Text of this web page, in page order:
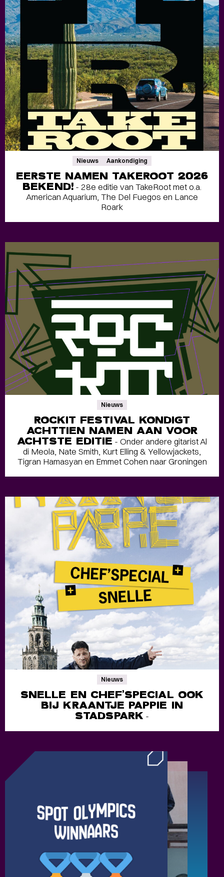
Nieuws Aankondiging
EERSTE NAMEN TAKEROOT 2026
BEKEND!- 28e editie van TakeRoot met o.a.
American Aquarium, The Del Fuegos en Lance
Roark
Nieuws
ROCKIT FESTIVAL KONDIGT
ACHTTIEN NAMEN AAN VOOR
ACHTSTE EDITIE - Onder andere gitarist Al
di Meola, Nate Smith, Kurt Elling & Yellowjackets,
Tigran Hamasyan en Emmet Cohen naar Groningen
Nieuws
SNELLE EN CHEF’SPECIAL OOK
BIJ KRAANTJE PAPPIE IN
STADSPARK -